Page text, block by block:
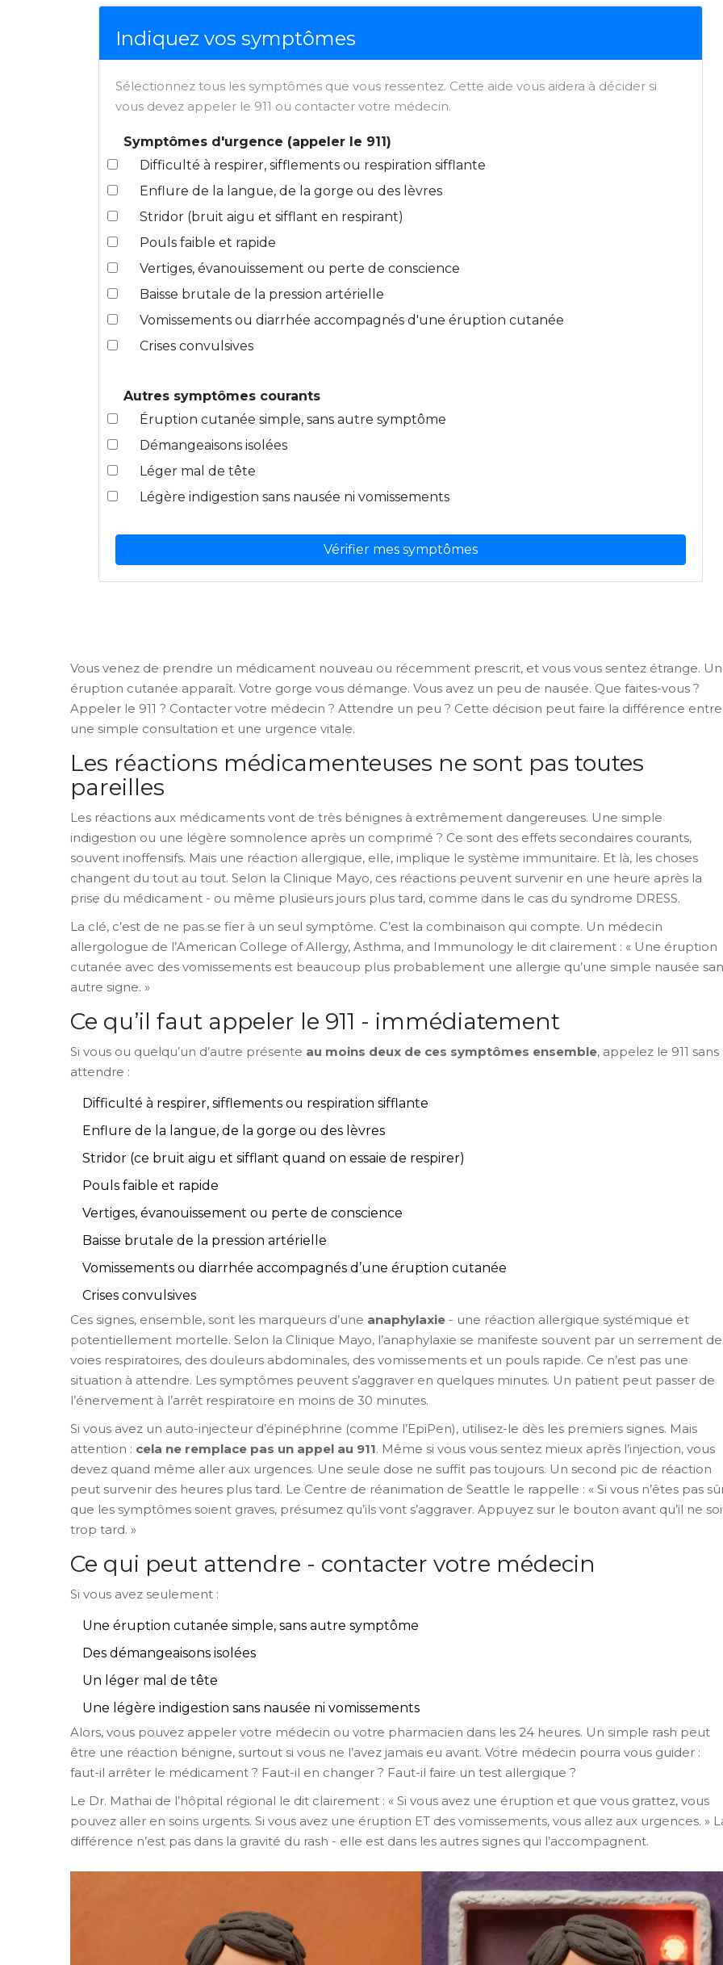
Indiquez vos symptômes
Sélectionnez tous les symptômes que vous ressentez. Cette aide vous aidera à décider si
vous devez appeler le 911 ou contacter votre médecin.
Symptômes d'urgence (appeler le 911)
Difficulté à respirer, sifflements ou respiration sifflante
Enflure de la langue, de la gorge ou des lèvres
Stridor (bruit aigu et sifflant en respirant)
Pouls faible et rapide
Vertiges, évanouissement ou perte de conscience
Baisse brutale de la pression artérielle
Vomissements ou diarrhée accompagnés d'une éruption cutanée
Crises convulsives
Autres symptômes courants
Éruption cutanée simple, sans autre symptôme
Démangeaisons isolées
Léger mal de tête
Légère indigestion sans nausée ni vomissements
Vérifier mes symptômes
Vous venez de prendre un médicament nouveau ou récemment prescrit, et vous vous sentez étrange.
éruption cutanée apparaît. Votre gorge vous démange. Vous avez un peu de nausée. Que faites-vous ?
Appeler le 911 ? Contacter votre médecin ? Attendre un peu ? Cette décision peut faire la différence entre
une simple consultation et une urgence vitale.
Les réactions médicamenteuses ne sont pas toutes
pareilles
Les réactions aux médicaments vont de très bénignes à extrêmement dangereuses. Une simple
indigestion ou une légère somnolence après un comprimé ? Ce sont des effets secondaires courants,
souvent inoffensifs. Mais une réaction allergique, elle, implique le système immunitaire. Et là, les choses
changent du tout au tout. Selon la Clinique Mayo, ces réactions peuvent survenir en une heure après la
prise du médicament - ou même plusieurs jours plus tard, comme dans le cas du syndrome DRESS.
La clé, c’est de ne pas se fier à un seul symptôme. C’est la combinaison qui compte. Un médecin
allergologue de l’American College of Allergy, Asthma, and Immunology le dit clairement : « Une éruption
cutanée avec des vomissements est beaucoup plus probablement une allergie qu’une simple nausée
autre signe. »
Ce qu’il faut appeler le 911 - immédiatement
Si vous ou quelqu’un d’autre présente au moins deux de ces symptômes ensemble, appelez le 911 sans
attendre :
Difficulté à respirer, sifflements ou respiration sifflante
Enflure de la langue, de la gorge ou des lèvres
Stridor (ce bruit aigu et sifflant quand on essaie de respirer)
Pouls faible et rapide
Vertiges, évanouissement ou perte de conscience
Baisse brutale de la pression artérielle
Vomissements ou diarrhée accompagnés d’une éruption cutanée
Crises convulsives
Ces signes, ensemble, sont les marqueurs d’une anaphylaxie - une réaction allergique systémique et
potentiellement mortelle. Selon la Clinique Mayo, l’anaphylaxie se manifeste souvent par un serrement
voies respiratoires, des douleurs abdominales, des vomissements et un pouls rapide. Ce n’est pas une
situation à attendre. Les symptômes peuvent s’aggraver en quelques minutes. Un patient peut passer de
l’énervement à l’arrêt respiratoire en moins de 30 minutes.
Si vous avez un auto-injecteur d’épinéphrine (comme l’EpiPen), utilisez-le dès les premiers signes. Mais
attention : cela ne remplace pas un appel au 911. Même si vous vous sentez mieux après l’injection, vous
devez quand même aller aux urgences. Une seule dose ne suffit pas toujours. Un second pic de réaction
peut survenir des heures plus tard. Le Centre de réanimation de Seattle le rappelle : « Si vous n’êtes pas
que les symptômes soient graves, présumez qu’ils vont s’aggraver. Appuyez sur le bouton avant qu’il ne
trop tard. »
Ce qui peut attendre - contacter votre médecin
Si vous avez seulement :
Une éruption cutanée simple, sans autre symptôme
Des démangeaisons isolées
Un léger mal de tête
Une légère indigestion sans nausée ni vomissements
Alors, vous pouvez appeler votre médecin ou votre pharmacien dans les 24 heures. Un simple rash peut
être une réaction bénigne, surtout si vous ne l’avez jamais eu avant. Votre médecin pourra vous guider :
faut-il arrêter le médicament ? Faut-il en changer ? Faut-il faire un test allergique ?
Le Dr. Mathai de l’hôpital régional le dit clairement : « Si vous avez une éruption et que vous grattez, vous
pouvez aller en soins urgents. Si vous avez une éruption ET des vomissements, vous allez aux urgences. »
différence n’est pas dans la gravité du rash - elle est dans les autres signes qui l’accompagnent.